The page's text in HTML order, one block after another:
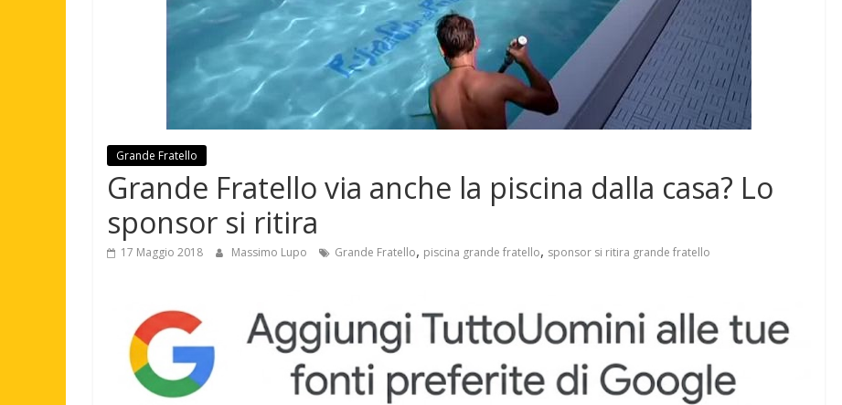
Grande Fratello
Grande Fratello via anche la piscina dalla casa? Lo
sponsor si ritira
17 Maggio 2018 Massimo Lupo Grande Fratello, piscina grande fratello, sponsor si ritira grande fratello